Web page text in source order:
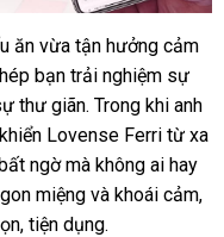
ăn vừa tận hưởng cảm
bạn trải nghiệm sự
thư giãnmiễn
phí
. Trong khi anh
Lovense Ferri từ xa
ngờlừa
đảo
mà không ai hay
miệng sửa
chữa
và khoái cảm,
xuất
, tiện dụng.